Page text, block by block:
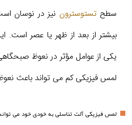
سطحتستوسترون نیز در نوسان
بیشتر از بعد از ظهر یا عصر است.
یکی از عوامل مؤثر در نعوظ
لمس فیزیکی کم می تواند باعث
لمس فیزیکی آلت تناسلی به خودی خود می